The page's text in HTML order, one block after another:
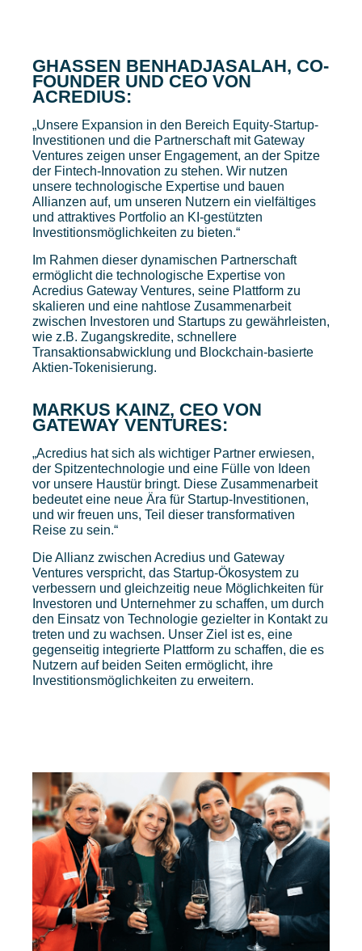
GHASSEN BENHADJASALAH, CO-
FOUNDER UND CEO VON
ACREDIUS:
„Unsere Expansion in den Bereich Equity-Startup-
Investitionen und die Partnerschaft mit Gateway
Ventures zeigen unser Engagement, an der Spitze
der Fintech-Innovation zu stehen. Wir nutzen
unsere technologische Expertise und bauen
Allianzen auf, um unseren Nutzern ein vielfältiges
und attraktives Portfolio an KI-gestützten
Investitionsmöglichkeiten zu bieten.“
Im Rahmen dieser dynamischen Partnerschaft
ermöglicht die technologische Expertise von
Acredius Gateway Ventures, seine Plattform zu
skalieren und eine nahtlose Zusammenarbeit
zwischen Investoren und Startups zu gewährleisten,
wie z.B. Zugangskredite, schnellere
Transaktionsabwicklung und Blockchain-basierte
Aktien-Tokenisierung.
MARKUS KAINZ, CEO VON
GATEWAY VENTURES:
„Acredius hat sich als wichtiger Partner erwiesen,
der Spitzentechnologie und eine Fülle von Ideen
vor unsere Haustür bringt. Diese Zusammenarbeit
bedeutet eine neue Ära für Startup-Investitionen,
und wir freuen uns, Teil dieser transformativen
Reise zu sein.“
Die Allianz zwischen Acredius und Gateway
Ventures verspricht, das Startup-Ökosystem zu
verbessern und gleichzeitig neue Möglichkeiten für
Investoren und Unternehmer zu schaffen, um durch
den Einsatz von Technologie gezielter in Kontakt zu
treten und zu wachsen. Unser Ziel ist es, eine
gegenseitig integrierte Plattform zu schaffen, die es
Nutzern auf beiden Seiten ermöglicht, ihre
Investitionsmöglichkeiten zu erweitern.